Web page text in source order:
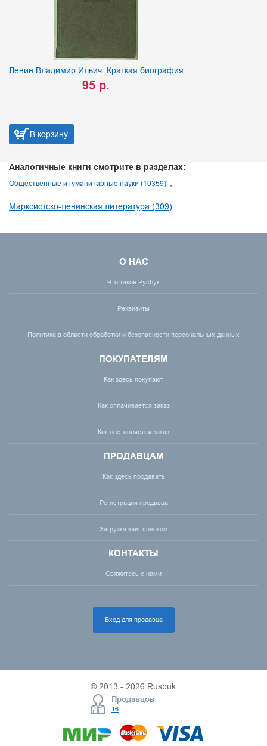
Ленин Владимир Ильич. Краткая биография
95 р.
В корзину
Аналогичные книги смотрите в разделах:
Общественные и гуманитарные науки (10359)
Марксистско-ленинская литература (309)
О НАС
Что такое Русбук
Реквизиты
Политика в области обработки и безопасности персональных данных
ПОКУПАТЕЛЯМ
Как здесь покупают
Как оплачивается заказ
Как доставляется заказ
ПРОДАВЦАМ
Как здесь продавать
Регистрация продавца
Загрузка книг списком
КОНТАКТЫ
Свяжитесь с нами
Вход для продавца
© 2013 - 2026 Rusbuk
Продавцов
16